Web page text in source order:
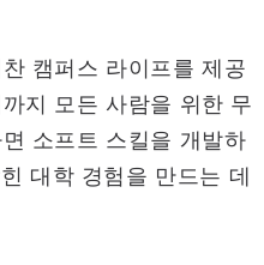
캠퍼스 라이프를 제공
지 모든 사람을 위한 무
소프트 스킬을 개발하
대학 경험을 만드는 데